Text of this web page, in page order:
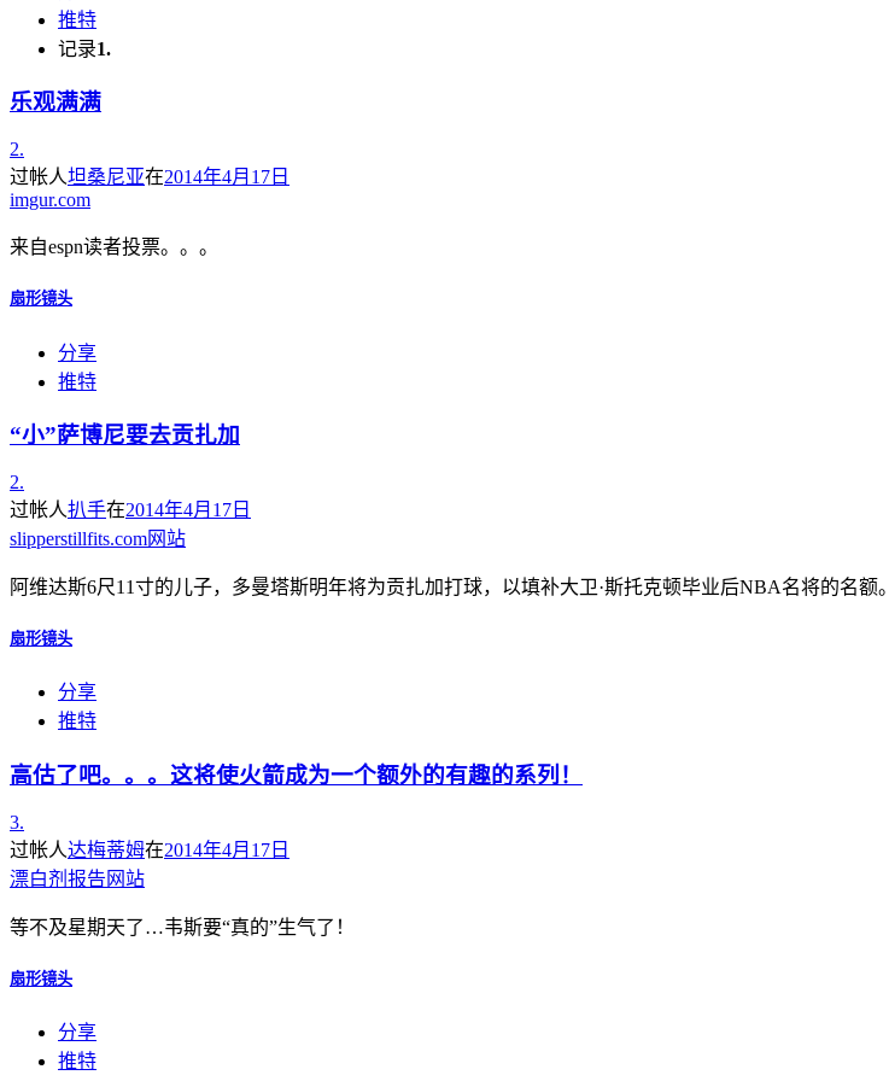
推特
记录1.
乐观满满
2.
过帐人坦桑尼亚在2014年4月17日
imgur.com
来自espn读者投票。。。
扇形镜头
分享
推特
“小”萨博尼要去贡扎加
2.
过帐人扒手在2014年4月17日
slipperstillfits.com网站
阿维达斯6尺11寸的儿子，多曼塔斯明年将为贡扎加打球，以填补大卫·斯托克顿毕业后NBA名将的名额。
扇形镜头
分享
推特
高估了吧。。。这将使火箭成为一个额外的有趣的系列！
3.
过帐人达梅蒂姆在2014年4月17日
漂白剂报告网站
等不及星期天了…韦斯要“真的”生气了！
扇形镜头
分享
推特